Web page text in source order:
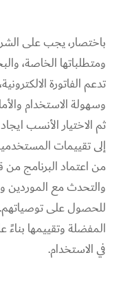
باختصار، يجب على
ومتطلباتها الخاصة،
تدعم الفاتورة
وسهولة الاستخدام
ثم الاختيار الأنسب
إلى تقييمات
من اعتماد البرنامج
والتحدث مع الموردين
للحصول على توصياتهم.
المفضلة وتقييمها بناءً
في الاستخدام.